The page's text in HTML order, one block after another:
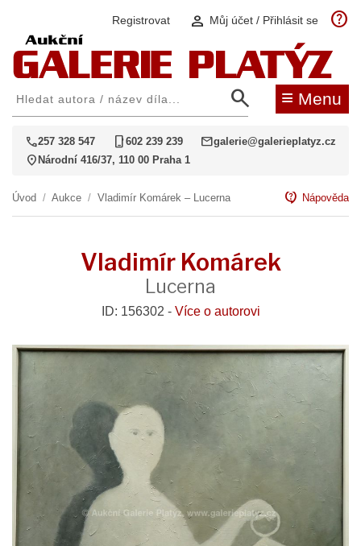
Registrovat person Můj účet / Přihlásit se help
search ≡ Menu
call257 328 547 phone_iphone602 239 239 mailgalerie@galerieplatyz.cz
location_on Národní 416/37, 110 00 Praha 1
Úvod / Aukce / Vladimír Komárek – Lucerna contact_support Nápověda
Vladimír Komárek
Lucerna
ID: 156302 - Více o autorovi